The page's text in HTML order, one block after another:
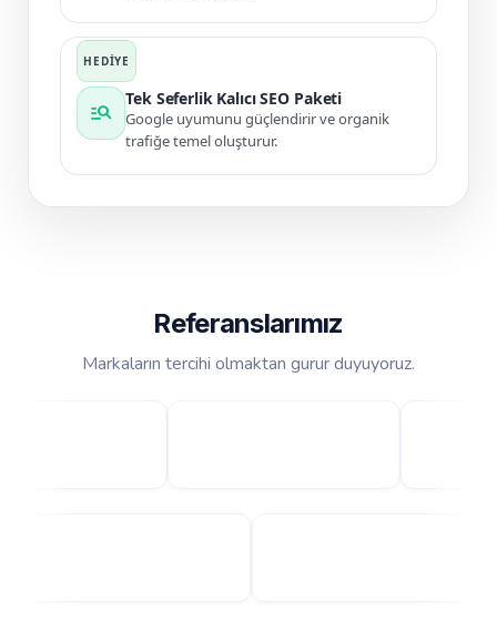
manage_search
Tek Seferlik Kalıcı SEO Paketi
Google uyumunu güçlendirir ve organik
trafiğe temel oluşturur.
Referanslarımız
Markaların tercihi olmaktan gurur duyuyoruz.